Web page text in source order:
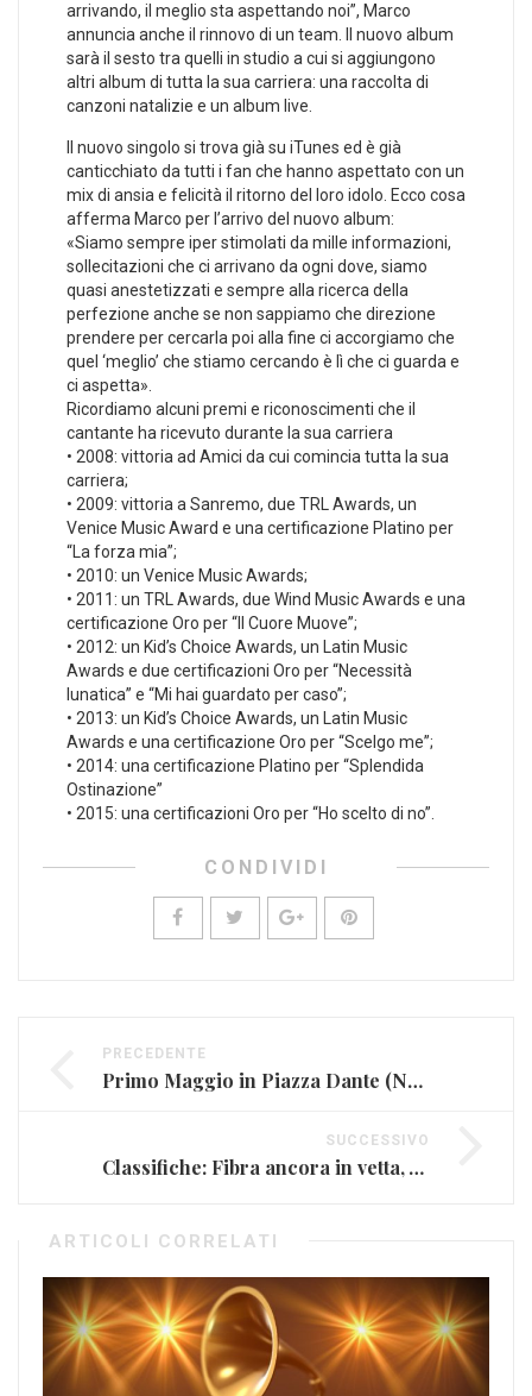
arrivando, il meglio sta aspettando noi”, Marco
annuncia anche il rinnovo di un team. Il nuovo album
sarà il sesto tra quelli in studio a cui si aggiungono
altri album di tutta la sua carriera: una raccolta di
canzoni natalizie e un album live.
Il nuovo singolo si trova già su iTunes ed è già
canticchiato da tutti i fan che hanno aspettato con un
mix di ansia e felicità il ritorno del loro idolo. Ecco cosa
afferma Marco per l’arrivo del nuovo album:
«Siamo sempre iper stimolati da mille informazioni,
sollecitazioni che ci arrivano da ogni dove, siamo
quasi anestetizzati e sempre alla ricerca della
perfezione anche se non sappiamo che direzione
prendere per cercarla poi alla fine ci accorgiamo che
quel ‘meglio’ che stiamo cercando è lì che ci guarda e
ci aspetta».
Ricordiamo alcuni premi e riconoscimenti che il
cantante ha ricevuto durante la sua carriera
• 2008: vittoria ad Amici da cui comincia tutta la sua
carriera;
• 2009: vittoria a Sanremo, due TRL Awards, un
Venice Music Award e una certificazione Platino per
“La forza mia”;
• 2010: un Venice Music Awards;
• 2011: un TRL Awards, due Wind Music Awards e una
certificazione Oro per “Il Cuore Muove”;
• 2012: un Kid’s Choice Awards, un Latin Music
Awards e due certificazioni Oro per “Necessità
lunatica” e “Mi hai guardato per caso”;
• 2013: un Kid’s Choice Awards, un Latin Music
Awards e una certificazione Oro per “Scelgo me”;
• 2014: una certificazione Platino per “Splendida
Ostinazione”
• 2015: una certificazioni Oro per “Ho scelto di no”.
CONDIVIDI
PRECEDENTE
Primo Maggio in Piazza Dante (NA), un concertone tutto meridionale
SUCCESSIVO
Classifiche: Fibra ancora in vetta, Vasco di nuovo sul podio
ARTICOLI CORRELATI